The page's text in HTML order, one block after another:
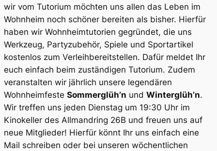
wir vom Tutorium möchten uns allen das Leben im
Wohnheim noch schöner bereiten als bisher. Hierfür
haben wir Wohnheimtutorien gegründet, die uns
Werkzeug, Partyzubehör, Spiele und Sportartikel
kostenlos zum Verleihbereitstellen. Dafür meldet Ihr
euch einfach beim zuständigen Tutorium. Zudem
veranstalten wir jährlich unsere legendären
Wohnheimfeste Sommerglüh’n und Winterglüh’n.
Wir treffen uns jeden Dienstag um 19:30 Uhr im
Kinokeller des Allmandring 26B und freuen uns auf
neue Mitglieder! Hierfür könnt Ihr uns einfach eine
Mail schreiben oder bei unseren wöchentlichen